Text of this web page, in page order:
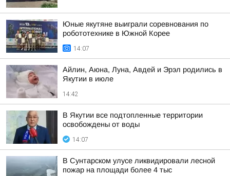
Юные якутяне выиграли соревнования по
робототехнике в Южной Корее
14:07
Айлин, Аюна, Луна, Авдей и Эрэл родились в
Якутии в июле
14:42
В Якутии все подтопленные территории
освобождены от воды
14:07
В Сунтарском улусе ликвидировали лесной
пожар на площади более 4 тыс